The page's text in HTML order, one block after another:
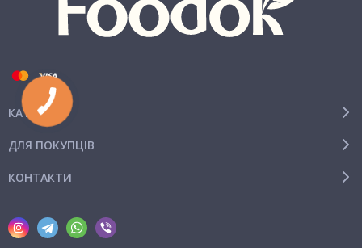
КАТЕГОРІЇ
ДЛЯ ПОКУПЦІВ
КОНТАКТИ